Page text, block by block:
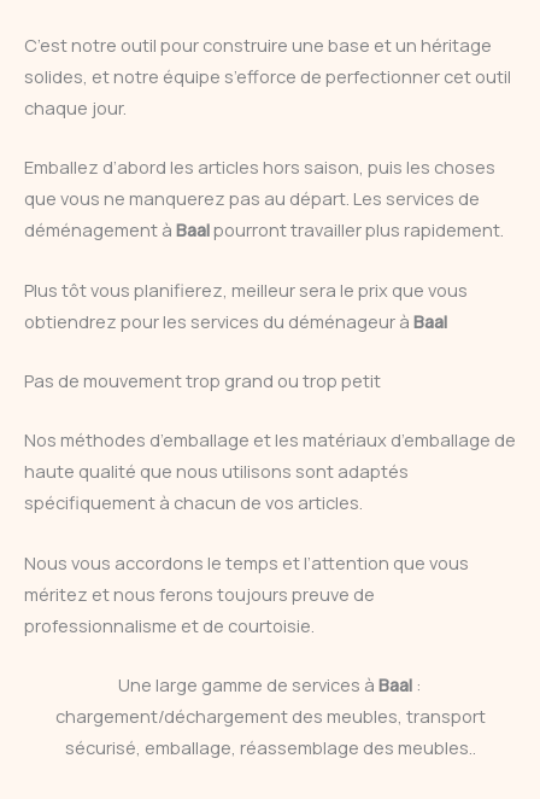
C’est notre outil pour construire une base et un héritage
solides, et notre équipe s’efforce de perfectionner cet outil
chaque jour.
Emballez d’abord les articles hors saison, puis les choses
que vous ne manquerez pas au départ. Les services de
déménagement à Baalpourront travailler plus rapidement.
Plus tôt vous planifierez, meilleur sera le prix que vous
obtiendrez pour les services du déménageur à Baal
Pas de mouvement trop grand ou trop petit
Nos méthodes d’emballage et les matériaux d’emballage de
haute qualité que nous utilisons sont adaptés
spécifiquement à chacun de vos articles.
Nous vous accordons le temps et l’attention que vous
méritez et nous ferons toujours preuve de
professionnalisme et de courtoisie.
Une large gamme de services à Baal :
chargement/déchargement des meubles, transport
sécurisé, emballage, réassemblage des meubles..